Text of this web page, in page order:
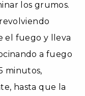
los grumos.
el fuego y lleva
a fuego
minutos,
hasta que la